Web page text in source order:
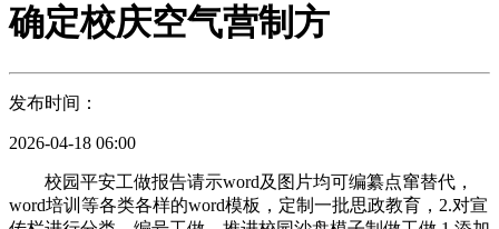
确定校庆空气营制方
发布时间：
2026-04-18 06:00
校园平安工做报告请示word及图片均可编纂点窜替代，
word培训等各类各样的word模板，定制一批思政教育，2.对宣